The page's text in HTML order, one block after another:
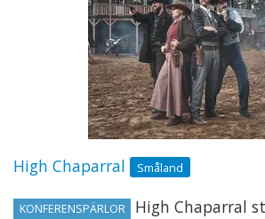
High Chaparral Småland
KONFERENSPÄRLOR
High Chaparral